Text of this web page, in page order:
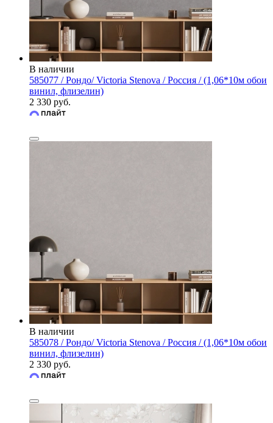
В наличии
585077 / Рондо/ Victoria Stenova / Россия / (1,06*10м обои
винил, флизелин)
2 330 руб.
В наличии
585078 / Рондо/ Victoria Stenova / Россия / (1,06*10м обои
винил, флизелин)
2 330 руб.